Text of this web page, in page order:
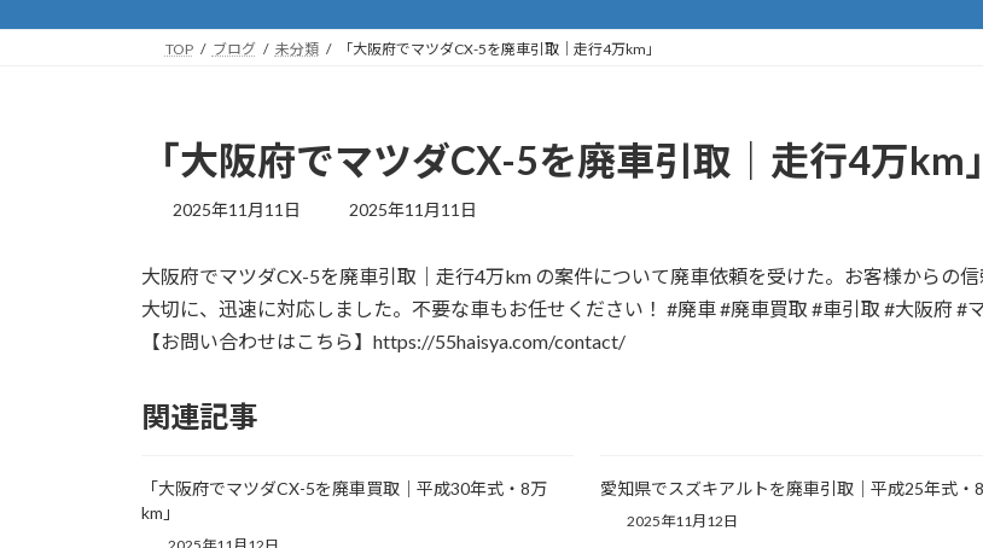
プ
動
TOP ブログ 未分類 「大阪府でマツダCX-5を廃車引取｜走行4万km」
「大阪府でマツダCX-5を廃車引取｜走行4万km」
2025年11月11日
最
新
日
時
:
2025年11月11日
大阪府でマツダCX-5を廃車引取｜走行4万km の案件について廃車依頼を受けた。お客様からの信
大切に、迅速に対応しました。不要な車もお任せください！ #廃車 #廃車買取 #車引取 #大阪府 #
【お問い合わせはこちら】https://55haisya.com/contact/
関連記事
「大阪府でマツダCX-5を廃車買取｜平成30年式・8万
km」
愛知県でスズキアルトを廃車引取｜平成25年式・
2025年11月12日